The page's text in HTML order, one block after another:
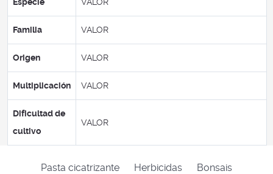
Familia VALOR
Origen VALOR
Multiplicación VALOR
Dificultad de
cultivo
VALOR
Pasta cicatrizante Herbicidas Bonsais